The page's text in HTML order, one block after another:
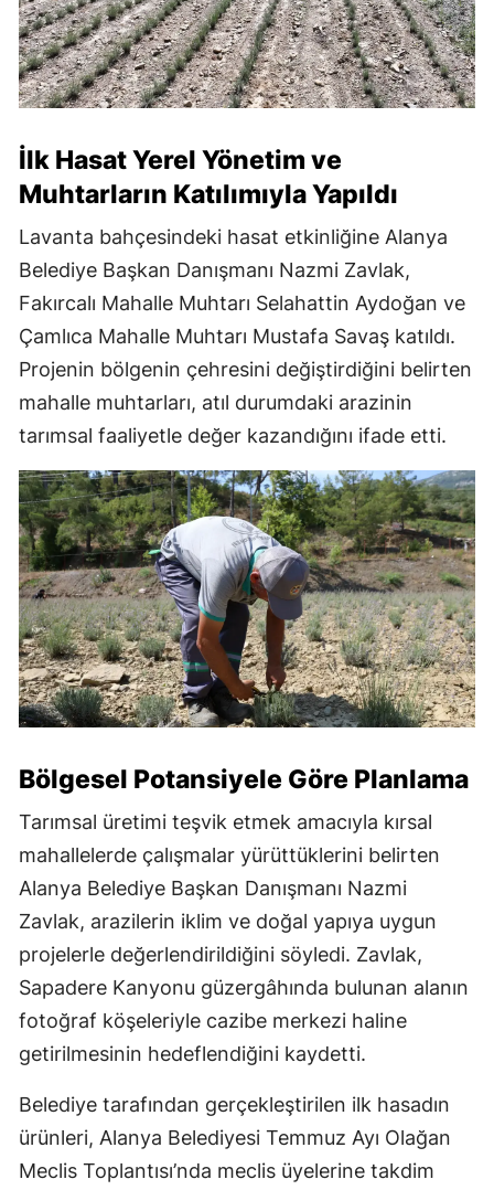
İlk Hasat Yerel Yönetim ve
Muhtarların Katılımıyla Yapıldı
Lavanta bahçesindeki hasat etkinliğine Alanya
Belediye Başkan Danışmanı Nazmi Zavlak,
Fakırcalı Mahalle Muhtarı Selahattin Aydoğan ve
Çamlıca Mahalle Muhtarı Mustafa Savaş katıldı.
Projenin bölgenin çehresini değiştirdiğini belirten
mahalle muhtarları, atıl durumdaki arazinin
tarımsal faaliyetle değer kazandığını ifade etti.
Bölgesel Potansiyele Göre Planlama
Tarımsal üretimi teşvik etmek amacıyla kırsal
mahallelerde çalışmalar yürüttüklerini belirten
Alanya Belediye Başkan Danışmanı Nazmi
Zavlak, arazilerin iklim ve doğal yapıya uygun
projelerle değerlendirildiğini söyledi. Zavlak,
Sapadere Kanyonu güzergâhında bulunan alanın
fotoğraf köşeleriyle cazibe merkezi haline
getirilmesinin hedeflendiğini kaydetti.
Belediye tarafından gerçekleştirilen ilk hasadın
ürünleri, Alanya Belediyesi Temmuz Ayı Olağan
Meclis Toplantısı’nda meclis üyelerine takdim